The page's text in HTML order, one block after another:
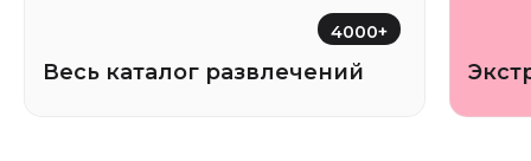
4000+
Весь каталог развлечений